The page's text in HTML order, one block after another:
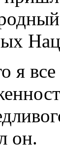
я
он.